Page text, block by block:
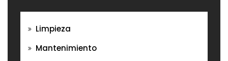
Limpieza
Mantenimiento